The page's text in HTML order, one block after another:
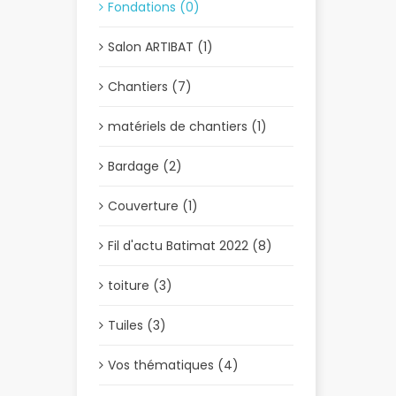
Fondations (0)
Salon ARTIBAT (1)
Chantiers (7)
matériels de chantiers (1)
Bardage (2)
Couverture (1)
Fil d'actu Batimat 2022 (8)
toiture (3)
Tuiles (3)
Vos thématiques (4)